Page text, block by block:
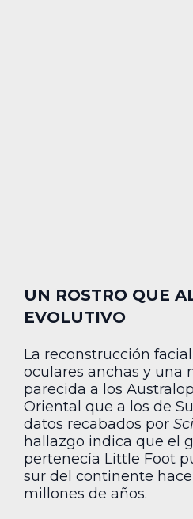
UN ROSTRO QUE
EVOLUTIVO
La reconstrucción
oculares anchas y una
parecida a los
Oriental que a los de
datos recabados por
hallazgo indica que el
pertenecía Little Foot
sur del continente hace
millones de años.